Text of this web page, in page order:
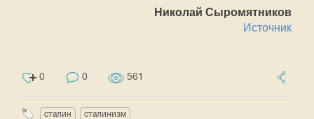
Николай Сыромятников
Источник
0 0 561
сталин сталинизм